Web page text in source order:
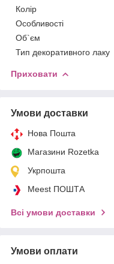
Колір
Особливості
Об`єм
Тип декоративного лаку
Приховати
Умови доставки
Нова Пошта
Магазини Rozetka
Укрпошта
Meest ПОШТА
Всі умови доставки
Умови оплати